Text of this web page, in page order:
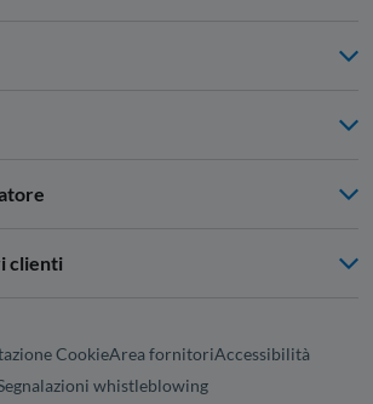
clienti
CookieArea fornitoriAccessibilità
whistleblowing